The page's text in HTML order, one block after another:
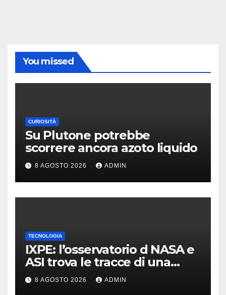
You missed
CURIOSITÀ
Su Plutone potrebbe
scorrere ancora azoto liquido
8 AGOSTO 2026 ADMIN
TECNOLOGIA
IXPE: l’osservatorio d NASA e
ASI trova le tracce di una
teoria formulata 90 anni fa
8 AGOSTO 2026 ADMIN